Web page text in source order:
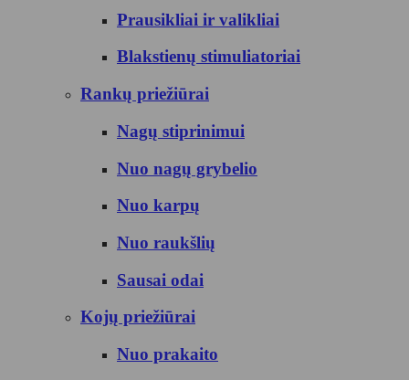
Prausikliai ir valikliai
Blakstienų stimuliatoriai
Rankų priežiūrai
Nagų stiprinimui
Nuo nagų grybelio
Nuo karpų
Nuo raukšlių
Sausai odai
Kojų priežiūrai
Nuo prakaito